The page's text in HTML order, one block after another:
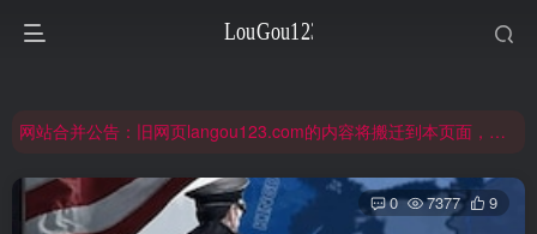
注意：钢铁雄心4旧版本（1.16）的内容都在旧页面，点击回到旧版页面前往，网址：3yc.top
网站合并公告：旧网页langou123.com的内容将搬迁到本页面，本页面后续可通过langou123.com和www.langou123.com访问。旧网页可通过3yc.top访问。
0 7377 9